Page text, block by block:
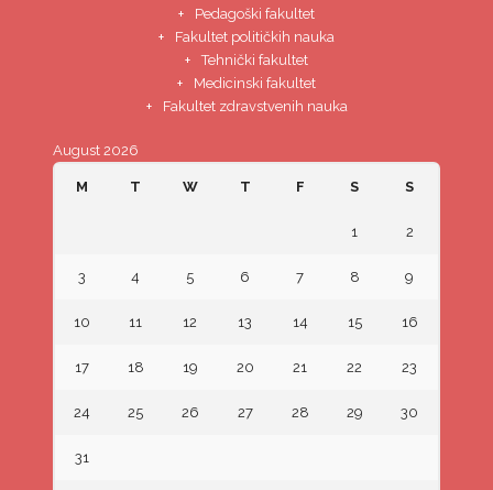
Pedagoški fakultet
Fakultet političkih nauka
Tehnički fakultet
Medicinski fakultet
Fakultet zdravstvenih nauka
August 2026
M T W T F S S
1 2
3 4 5 6 7 8 9
10 11 12 13 14 15 16
17 18 19 20 21 22 23
24 25 26 27 28 29 30
31